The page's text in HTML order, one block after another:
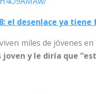
el desenlace ya
miles de jóvenes
y le diría que